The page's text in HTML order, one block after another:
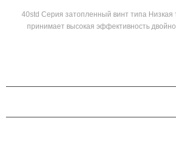
«HStars» Винт винта с водяным
Чиллер предназначен для